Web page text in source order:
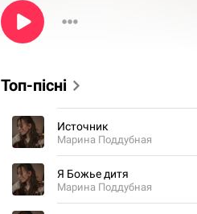
Топ-пісні
Источник
Марина Поддубная
Я Божье дитя
Марина Поддубная